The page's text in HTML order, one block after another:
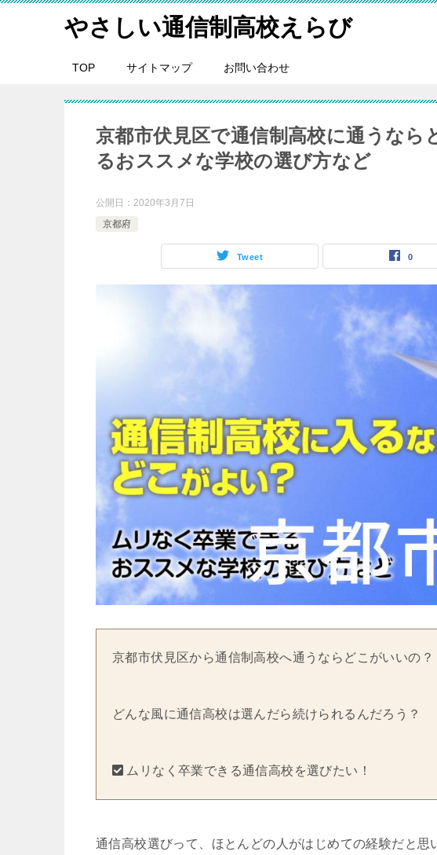
やさしい通信制高校えらび
TOP サイトマップ お問い合わせ
京都市伏見区で通信制高校に通うなら
るおススメな学校の選び方など
公開日： 2020年3月7日
京都府
Tweet 0
京都市伏見区から通信制高校へ通うならどこがいいの？
どんな風に通信高校は選んだら続けられるんだろう？
ムリなく卒業できる通信高校を選びたい！
通信高校選びって、ほとんどの人がはじめての経験だと思